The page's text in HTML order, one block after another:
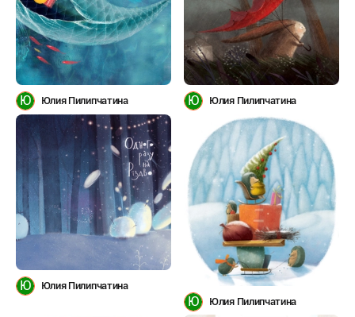
Ю Юлия Пилипчатина Ю Юлия Пилипчатина
Ю Юлия Пилипчатина
Ю Юлия Пилипчатина